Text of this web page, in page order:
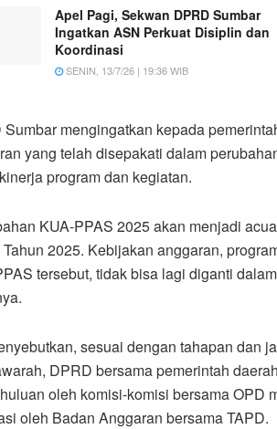
Apel Pagi, Sekwan DPRD Sumbar
Ingatkan ASN Perkuat Disiplin dan
Koordinasi
SENIN, 13/7/26 | 19:36 WIB
Sumbar mengingatkan kepada
yang telah disepakati dalam
program dan kegiatan.
KUA-PPAS 2025 akan menjadi
2025. Kebijakan anggaran,
tersebut, tidak bisa lagi diganti
sesuai dengan tahapan dan
DPRD bersama pemerintah
oleh komisi-komisi bersama OPD
oleh Badan Anggaran bersama TAPD.